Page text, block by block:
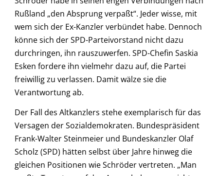
Rußland „den Absprung verpaßt“. Jeder wisse, mit
wem sich der Ex-Kanzler verbündet habe. Dennoch
könne sich der SPD-Parteivorstand nicht dazu
durchringen, ihn rauszuwerfen. SPD-Chefin Saskia
Esken fordere ihn vielmehr dazu auf, die Partei
freiwillig zu verlassen. Damit wälze sie die
Verantwortung ab.
Der Fall des Altkanzlers stehe exemplarisch für das
Versagen der Sozialdemokraten. Bundespräsident
Frank-Walter Steinmeier und Bundeskanzler Olaf
Scholz (SPD) hätten selbst über Jahre hinweg die
gleichen Positionen wie Schröder vertreten. „Man